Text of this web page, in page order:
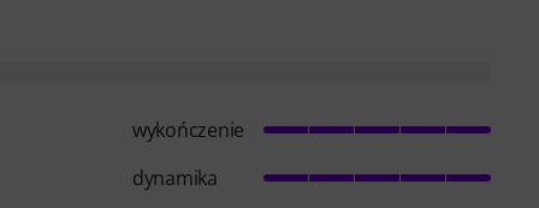
wykończenie
dynamika